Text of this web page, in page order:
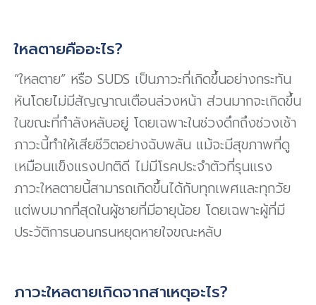
ใหลตายคืออะไร?
“ใหลตาย” หรือ SUDS เป็นภาวะที่เกิดขึ้นอย่างกระทัน
หันโดยไม่มีสัญญาณเตือนล่วงหน้า ส่วนมากจะเกิดขึ้น
ในขณะที่กำลังหลับอยู่ โดยเฉพาะในช่วงดึกถึงช่วงเช้า
ภาวะนี้ทำให้เสียชีวิตอย่างฉับพลัน แม้จะมีสุขภาพที่ดู
เหมือนแข็งแรงปกติดี ไม่มีโรคประจำตัวที่รุนแรง
ภาวะใหลตายนี้สามารถเกิดขึ้นได้กับทุกเพศและทุกวัย
แต่พบมากที่สุดในผู้ชายที่มีอายุน้อย โดยเฉพาะผู้ที่มี
ประวัติการนอนกรนหยุดหายใจขณะหลับ
ภาวะใหลตายเกิดจากสาเหตุอะไร?